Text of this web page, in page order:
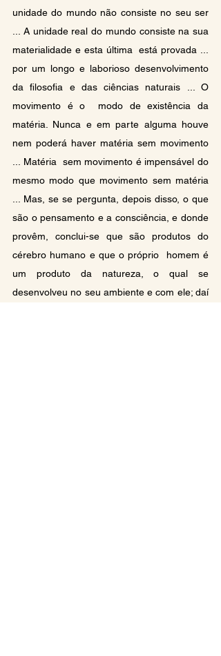
unidade do mundo não consiste no seu ser
... A unidade real do mundo consiste na sua
materialidade e esta última  está provada ...
por um longo e laborioso desenvolvimento
da filosofia e das ciências naturais ... O
movimento é o  modo de existência da
matéria. Nunca e em parte alguma houve
nem poderá haver matéria sem movimento
... Matéria  sem movimento é impensável do
mesmo modo que movimento sem matéria
... Mas, se se pergunta, depois disso, o que
são o pensamento e a consciência, e donde
provêm, conclui-se que são produtos do
cérebro humano e que o próprio  homem é
um produto da natureza, o qual se
desenvolveu no seu ambiente e com ele; daí